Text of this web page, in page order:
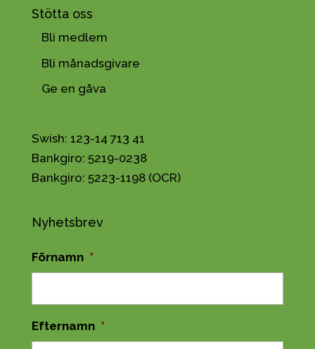
Stötta oss
Bli medlem
Bli månadsgivare
Ge en gåva
Swish: 123-14 713 41
Bankgiro: 5219-0238
Bankgiro: 5223-1198 (OCR)
Nyhetsbrev
Förnamn *
Efternamn *